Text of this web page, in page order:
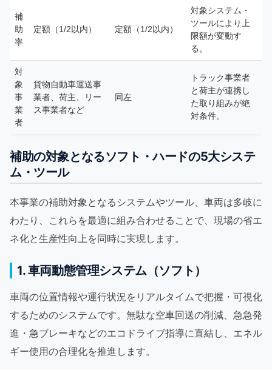
補
助
率
定額（1/2以内） 定額（1/2以内）
対象システム・
ツールにより上
限額が変動す
る。
対
象
事
業
者
貨物自動車運送事
業者、荷主、リー
ス事業者など
同左
トラック事業者
と荷主が連携し
た取り組みが絶
対条件。
補助の対象となるソフト・ハードの5大システ
ム・ツール
本事業の補助対象となるシステムやツール、車両は多岐に
わたり、これらを最適に組み合わせることで、現場の省エ
ネ化と生産性向上を同時に実現します。
1. 車両動態管理システム（ソフト）
車両の位置情報や運行状況をリアルタイムで把握・可視化
するためのシステムです。無駄な空車回送の削減、急急発
進・急ブレーキなどのエコドライブ指導に直結し、エネル
ギー使用の合理化を推進します。